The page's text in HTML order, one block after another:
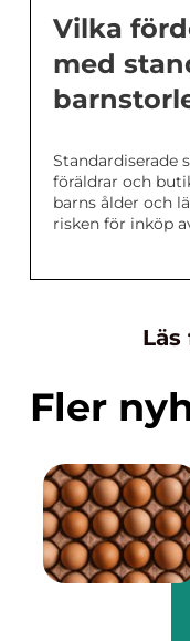
Vilka
med
Standardiserade
föräldrar och
barns ålder och
risken för inköp
Fler